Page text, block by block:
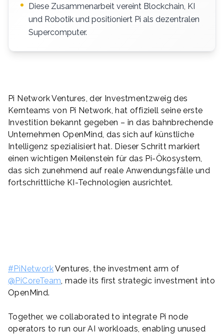
Diese Zusammenarbeit vereint Blockchain, KI
und Robotik und positioniert Pi als dezentralen
Supercomputer.
Pi Network Ventures, der Investmentzweig des
Kernteams von Pi Network, hat offiziell seine erste
Investition bekannt gegeben – in das bahnbrechende
Unternehmen OpenMind, das sich auf künstliche
Intelligenz spezialisiert hat. Dieser Schritt markiert
einen wichtigen Meilenstein für das Pi-Ökosystem,
das sich zunehmend auf reale Anwendungsfälle und
fortschrittliche KI-Technologien ausrichtet.
#PiNetworkVentures, the investment arm of
@PiCoreTeam , made its first strategic investment into
OpenMind.
Together, we collaborated to integrate Pi node
operators to run our AI workloads, enabling unused